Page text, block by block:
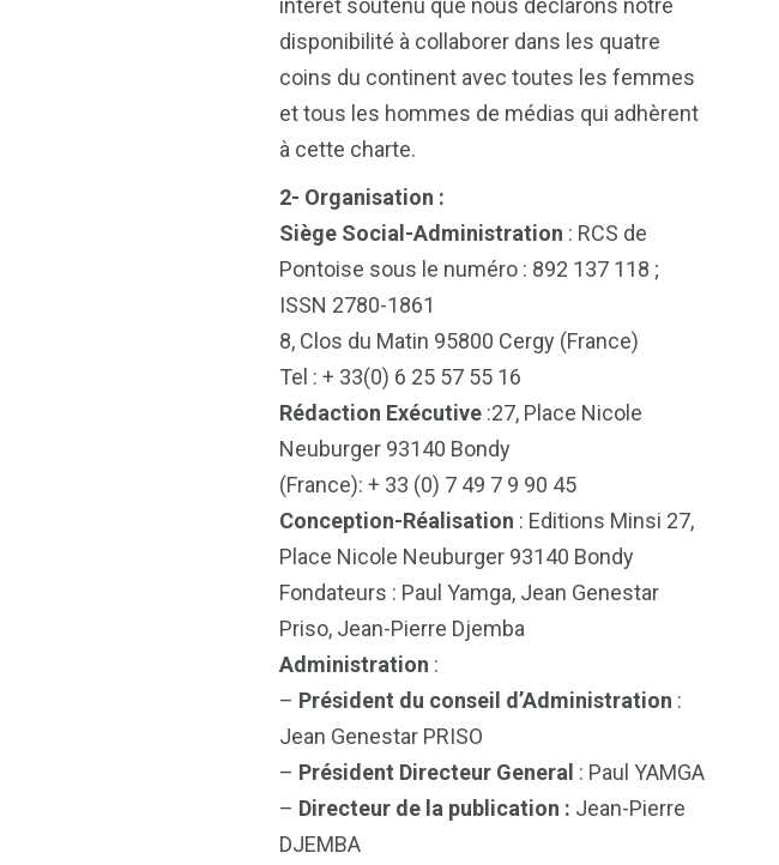
disponibilité à collaborer dans les quatre
coins du continent avec toutes les femmes
et tous les hommes de médias qui adhèrent
à cette charte.
2- Organisation :
Siège Social-Administration : RCS de
Pontoise sous le numéro : 892 137 118 ;
ISSN 2780-1861
8, Clos du Matin 95800 Cergy (France)
Tel : + 33(0) 6 25 57 55 16
Rédaction Exécutive :27, Place Nicole
Neuburger 93140 Bondy
(France): + 33 (0) 7 49 7 9 90 45
Conception-Réalisation : Editions Minsi 27,
Place Nicole Neuburger 93140 Bondy
Fondateurs : Paul Yamga, Jean Genestar
Priso, Jean-Pierre Djemba
Administration :
– Président du conseil d’Administration :
Jean Genestar PRISO
– Président Directeur General : Paul YAMGA
– Directeur de la publication : Jean-Pierre
DJEMBA